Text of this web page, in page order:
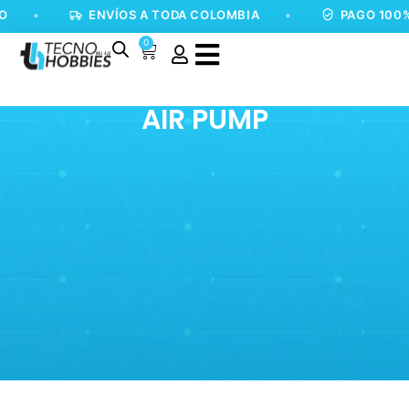
ENVÍOS A TODA COLOMBIA PAGO 100%
0
AIR PUMP